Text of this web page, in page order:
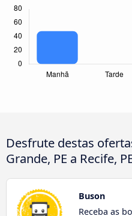
Desfrute destas
Grande, PE a Recife,
Buson
Receba as